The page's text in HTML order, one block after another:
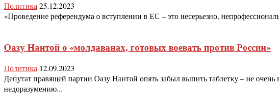
Политика25.12.2023
«Проведение референдума о вступлении в ЕС – это несерьезно,
Оазу Нантой о «молдаванах, готовых воевать против России»
Политика 12.09.2023
Депутат правящей партии Оазу Нантой опять забыл выпить таблетку – не
недоразумению...